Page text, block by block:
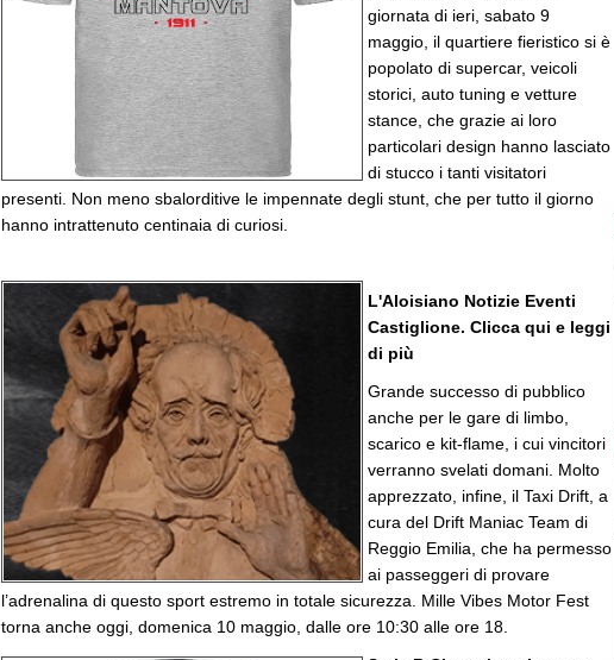
giornata di ieri, sabato 9
maggio, il quartiere fieristico si è
popolato di supercar, veicoli
storici, auto tuning e vetture
stance, che grazie ai loro
particolari design hanno lasciato
di stucco i tanti visitatori
presenti. Non meno sbalorditive le impennate degli stunt, che per tutto il giorno
hanno intrattenuto centinaia di curiosi.
L'Aloisiano Notizie Eventi
Castiglione. Clicca qui e leggi
di più
Grande successo di pubblico
anche per le gare di limbo,
scarico e kit-flame, i cui vincitori
verranno svelati domani. Molto
apprezzato, infine, il Taxi Drift, a
cura del Drift Maniac Team di
Reggio Emilia, che ha permesso
ai passeggeri di provare
l’adrenalina di questo sport estremo in totale sicurezza. Mille Vibes Motor Fest
torna anche oggi, domenica 10 maggio, dalle ore 10:30 alle ore 18.